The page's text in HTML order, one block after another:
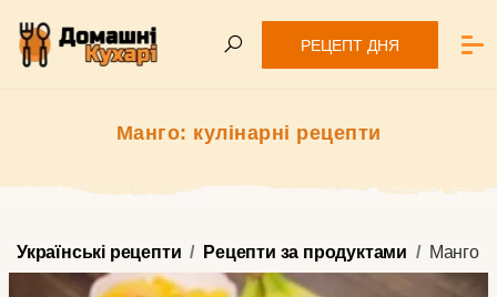
РЕЦЕПТ ДНЯ
Манго: кулінарні рецепти
Українські рецепти Рецепти за продуктами Манго